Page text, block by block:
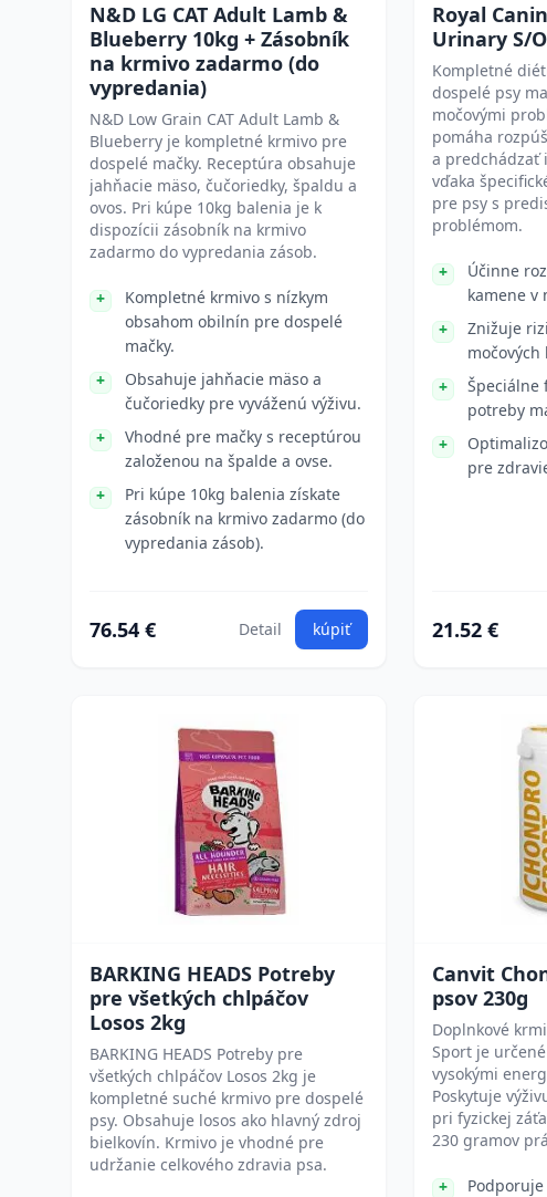
N&D LG CAT Adult Lamb &
Blueberry 10kg + Zásobník
na krmivo zadarmo (do
vypredania)
N&D Low Grain CAT Adult Lamb &
Blueberry je kompletné krmivo pre
dospelé mačky. Receptúra obsahuje
jahňacie mäso, čučoriedky, špaldu a
ovos. Pri kúpe 10kg balenia je k
dispozícii zásobník na krmivo
zadarmo do vypredania zásob.
Kompletné krmivo s nízkym
obsahom obilnín pre dospelé
mačky.
Obsahuje jahňacie mäso a
čučoriedky pre vyváženú výživu.
Vhodné pre mačky s receptúrou
založenou na špalde a ovse.
Pri kúpe 10kg balenia získate
zásobník na krmivo zadarmo (do
vypredania zásob).
76.54 € Detail kúpiť
Royal
Urinary S/
Kompletné
dospelé psy
močovými
pomáha
a predchádzať
vďaka
pre psy s
problémom.
Účinne
kamene v
Znižuje
močových
Špeciálne
potreby
pre
21.52 €
BARKING HEADS Potreby
pre všetkých chlpáčov
Losos 2kg
BARKING HEADS Potreby pre
všetkých chlpáčov Losos 2kg je
kompletné suché krmivo pre dospelé
psy. Obsahuje losos ako hlavný zdroj
bielkovín. Krmivo je vhodné pre
udržanie celkového zdravia psa.
Canvit
psov 230g
Doplnkové
Sport je
vysokými
Poskytuje
pri fyzickej
230 gramov